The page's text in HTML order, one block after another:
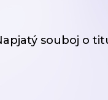
souboj o